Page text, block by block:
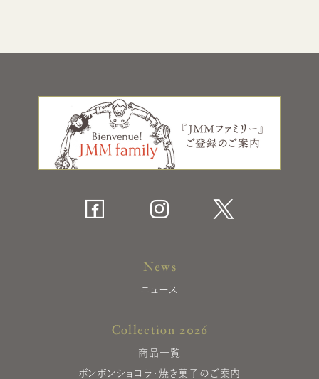
News
ニュース
Collection 2026
商品一覧
ボンボンショコラ・焼き菓子のご案内